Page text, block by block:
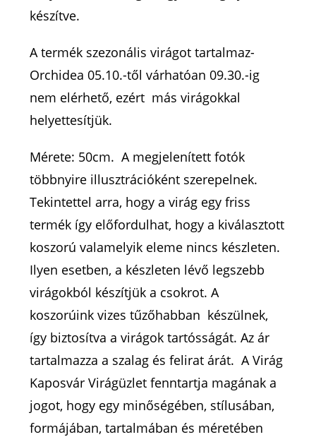
készítve.
A termék szezonális virágot tartalmaz-
Orchidea 05.10.-től várhatóan 09.30.-ig
nem elérhető, ezért más virágokkal
helyettesítjük.
Mérete: 50cm. A megjelenített fotók
többnyire illusztrációként szerepelnek.
Tekintettel arra, hogy a virág egy friss
termék így előfordulhat, hogy a kiválasztott
koszorú valamelyik eleme nincs készleten.
Ilyen esetben, a készleten lévő legszebb
virágokból készítjük a csokrot. A
koszorúink vizes tűzőhabban készülnek,
így biztosítva a virágok tartósságát. Az ár
tartalmazza a szalag és felirat árát. A Virág
Kaposvár Virágüzlet fenntartja magának a
jogot, hogy egy minőségében, stílusában,
formájában, tartalmában és méretében